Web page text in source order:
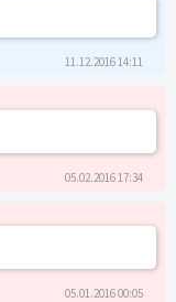
11.12.2016 14:11
05.02.2016 17:34
05.01.2016 00:05